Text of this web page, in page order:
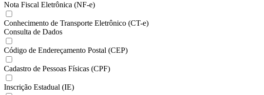
Nota Fiscal Eletrônica (NF-e)
Conhecimento de Transporte Eletrônico (CT-e)
Consulta de Dados
Código de Endereçamento Postal (CEP)
Cadastro de Pessoas Físicas (CPF)
Inscrição Estadual (IE)